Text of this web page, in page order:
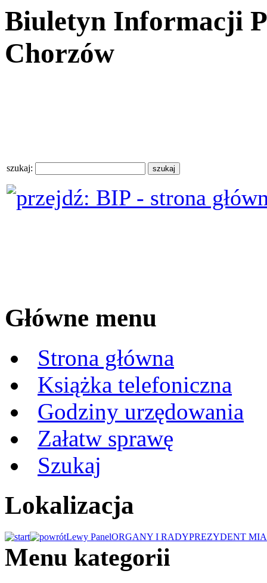
Biuletyn Informacji
Chorzów
szukaj:
Główne menu
Strona główna
Książka telefoniczna
Godziny urzędowania
Załatw sprawę
Szukaj
Lokalizacja
Lewy PanelORGANY I RADYPREZYDENT
Menu kategorii